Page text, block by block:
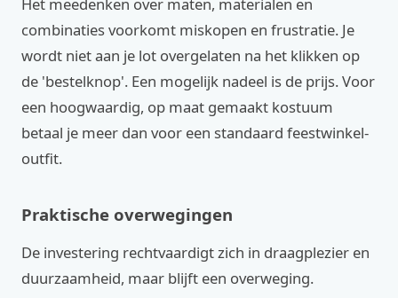
combinaties voorkomt miskopen en frustratie. Je
wordt niet aan je lot overgelaten na het klikken op
de 'bestelknop'. Een mogelijk nadeel is de prijs. Voor
een hoogwaardig, op maat gemaakt kostuum
betaal je meer dan voor een standaard feestwinkel-
outfit.
Praktische overwegingen
De investering rechtvaardigt zich in draagplezier en
duurzaamheid, maar blijft een overweging.